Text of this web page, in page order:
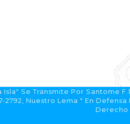
Se Transmite Por Santome
Nuestro Lema " En Defensa
Derecho